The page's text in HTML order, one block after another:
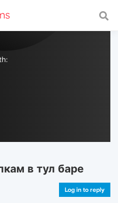
with a fast and
в тул баре
Log in to reply